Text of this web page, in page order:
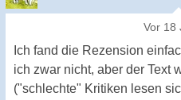
Vor 18
Ich fand die Rezension
ich zwar nicht, aber der Text
("schlechte" Kritiken lesen